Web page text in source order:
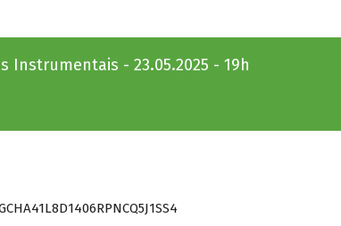
Instrumentais - 23.05.2025 - 19h